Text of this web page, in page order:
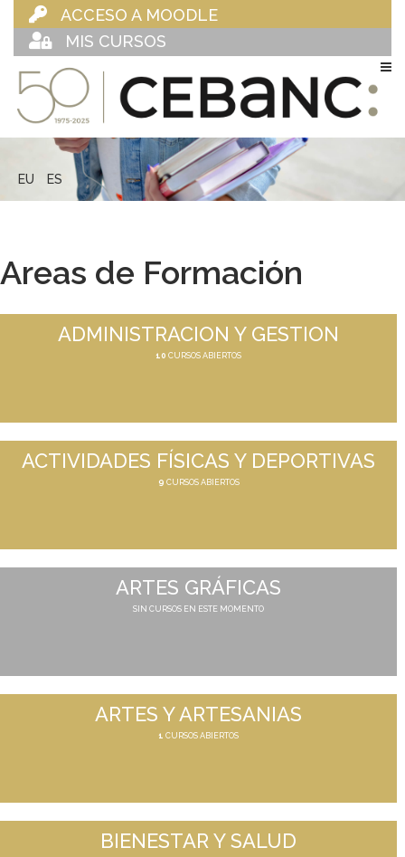
ACCESO A MOODLE
MIS CURSOS
EU ES
Areas de Formación
ADMINISTRACION Y GESTION
10 CURSOS ABIERTOS
ACTIVIDADES FÍSICAS Y DEPORTIVAS
9 CURSOS ABIERTOS
ARTES GRÁFICAS
SIN CURSOS EN ESTE MOMENTO
ARTES Y ARTESANIAS
1 CURSOS ABIERTOS
BIENESTAR Y SALUD